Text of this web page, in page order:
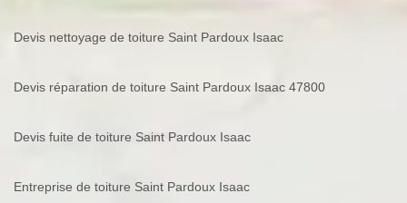
Devis nettoyage de toiture Saint Pardoux Isaac
Devis réparation de toiture Saint Pardoux Isaac 47800
Devis fuite de toiture Saint Pardoux Isaac
Entreprise de toiture Saint Pardoux Isaac